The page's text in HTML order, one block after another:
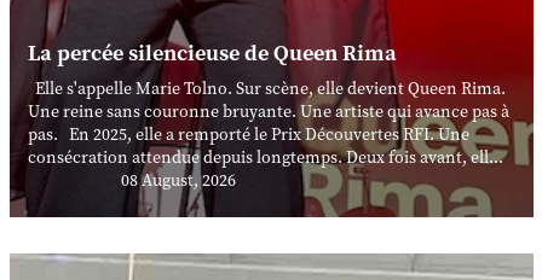
La percée silencieuse de Queen Rima
Elle s'appelle Marie Tolno. Sur scène, elle devient Queen Rima.
Une reine sans couronne bruyante. Une artiste qui avance pas à
pas. En 2025, elle a remporté le Prix Découvertes RFI. Une
consécration attendue depuis longtemps. Deux fois avant, ell...
08 August, 2026